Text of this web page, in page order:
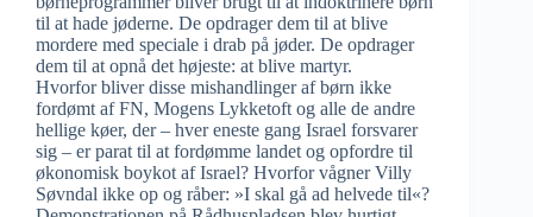
til at hade jøderne. De opdrager dem til at blive
mordere med speciale i drab på jøder. De opdrager
dem til at opnå det højeste: at blive martyr.
Hvorfor bliver disse mishandlinger af børn ikke
fordømt af FN, Mogens Lykketoft og alle de andre
hellige køer, der – hver eneste gang Israel forsvarer
sig – er parat til at fordømme landet og opfordre til
økonomisk boykot af Israel? Hvorfor vågner Villy
Søvndal ikke op og råber: »I skal gå ad helvede til«?